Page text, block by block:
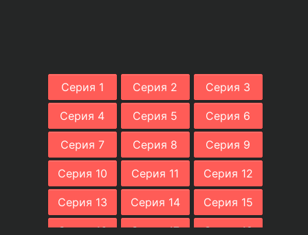
Серия 1 Серия 2 Серия 3
Серия 4 Серия 5 Серия 6
Серия 7 Серия 8 Серия 9
Серия 10 Серия 11 Серия 12
Серия 13 Серия 14 Серия 15
Серия 16 Серия 17 Серия 18